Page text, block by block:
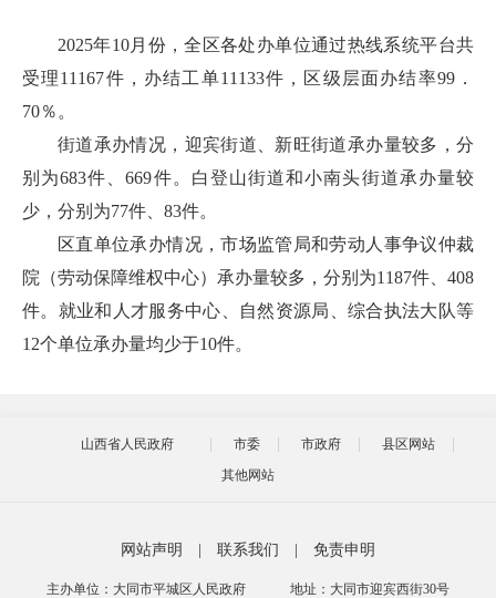
2025年10月份，全区各处办单位通过热线系统平台共
受理11167件，办结工单11133件，区级层面办结率99．
70％。
街道承办情况，迎宾街道、新旺街道承办量较多，分
别为683件、669件。白登山街道和小南头街道承办量较
少，分别为77件、83件。
区直单位承办情况，市场监管局和劳动人事争议仲裁
院（劳动保障维权中心）承办量较多，分别为1187件、408
件。就业和人才服务中心、自然资源局、综合执法大队等
12个单位承办量均少于10件。
山西省人民政府 市委 市政府
县区网站
其他网站
网站声明 联系我们 免责申明
主办单位：大同市平城区人民政府 地址：大同市迎宾西街30号